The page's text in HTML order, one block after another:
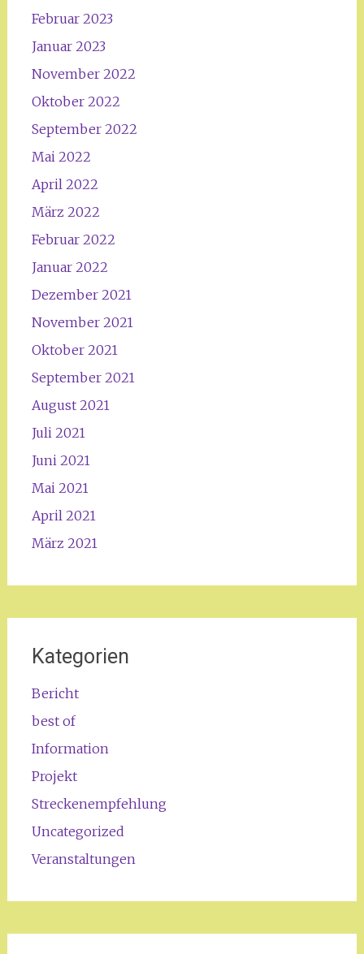
Februar 2023
Januar 2023
November 2022
Oktober 2022
September 2022
Mai 2022
April 2022
März 2022
Februar 2022
Januar 2022
Dezember 2021
November 2021
Oktober 2021
September 2021
August 2021
Juli 2021
Juni 2021
Mai 2021
April 2021
März 2021
Kategorien
Bericht
best of
Information
Projekt
Streckenempfehlung
Uncategorized
Veranstaltungen